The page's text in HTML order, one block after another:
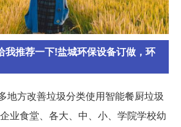
我推荐一下!盐城环保设备订做，环
地方改善垃圾分类使用智能餐厨垃圾
业食堂、各大、中、小、学院学校幼